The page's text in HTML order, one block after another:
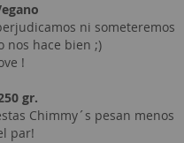
ni someteremos
nos hace bien ;)
!
gr.
Chimmy´s pesan menos
par!